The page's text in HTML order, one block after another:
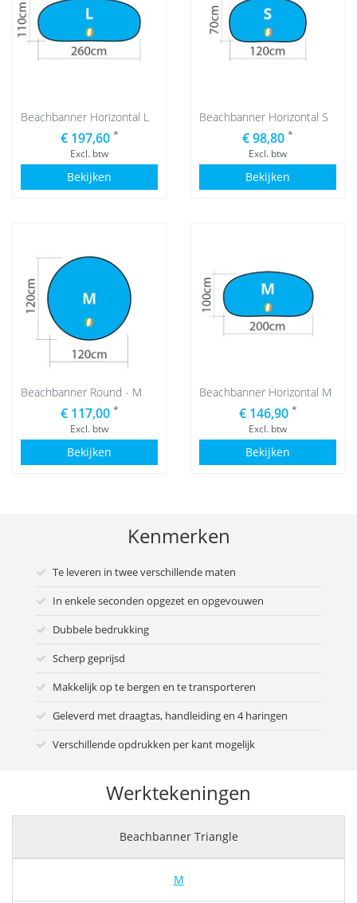
Beachbanner Horizontal L
€ 197,60 *
Excl. btw
Bekijken
Beachbanner Horizontal S
€ 98,80 *
Excl. btw
Bekijken
Beachbanner Round - M
€ 117,00 *
Excl. btw
Bekijken
Beachbanner Horizontal M
€ 146,90 *
Excl. btw
Bekijken
Kenmerken
Te leveren in twee verschillende maten
In enkele seconden opgezet en opgevouwen
Dubbele bedrukking
Scherp geprijsd
Makkelijk op te bergen en te transporteren
Geleverd met draagtas, handleiding en 4 haringen
Verschillende opdrukken per kant mogelijk
Werktekeningen
Beachbanner Triangle
M